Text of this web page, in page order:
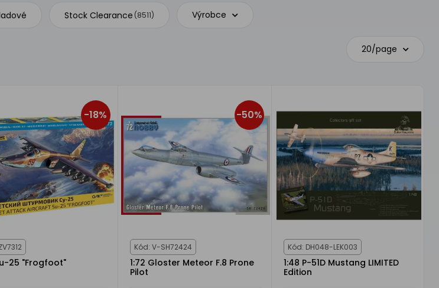
Stock Clearance (8511) Výrobce
20/page
-18%
25 "Frogfoot"
-50%
Kód: V-SH72424
1:72 Gloster Meteor F.8 Prone
Pilot
Kód: DH048-LEK003
1:48 P-51D Mustang LIMITED
Edition